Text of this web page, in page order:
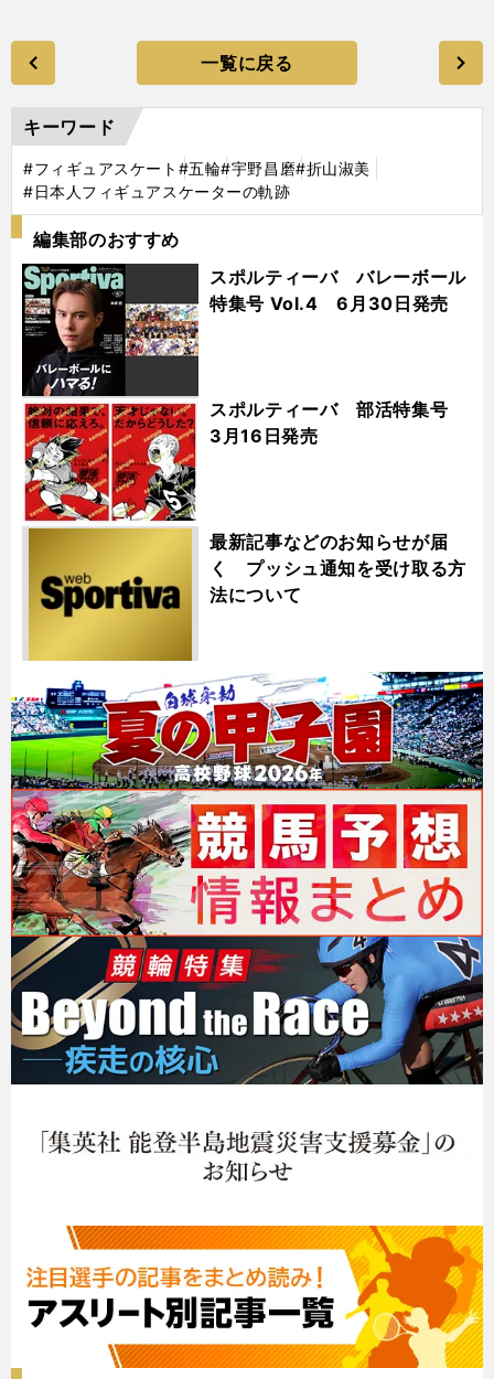
一覧に戻る
キーワード
#フィギュアスケート #五輪#宇野昌磨#折山淑美
#日本人フィギュアスケーターの軌跡
編集部のおすすめ
スポルティーバ バレーボール
特集号 Vol.4 6月30日発売
スポルティーバ 部活特集号
3月16日発売
最新記事などのお知らせが届
く プッシュ通知を受け取る方
法について